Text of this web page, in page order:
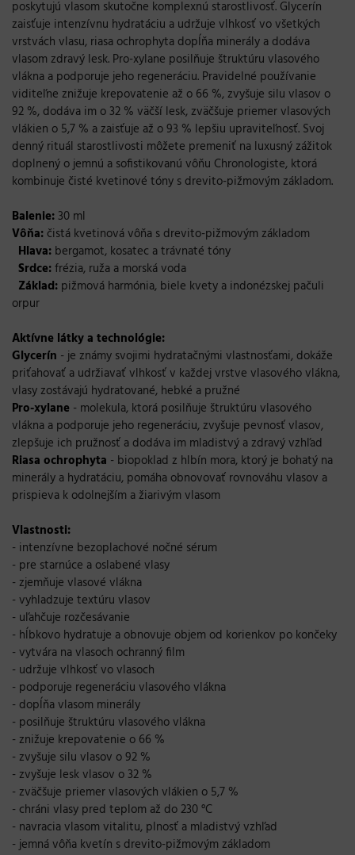
poskytujú vlasom skutočne komplexnú starostlivosť. Glycerín
zaisťuje intenzívnu hydratáciu a udržuje vlhkosť vo všetkých
vrstvách vlasu, riasa ochrophyta dopĺňa minerály a dodáva
vlasom zdravý lesk. Pro-xylane posilňuje štruktúru vlasového
vlákna a podporuje jeho regeneráciu. Pravidelné používanie
viditeľne znižuje krepovatenie až o 66 %, zvyšuje silu vlasov o
92 %, dodáva im o 32 % väčší lesk, zväčšuje priemer vlasových
vlákien o 5,7 % a zaisťuje až o 93 % lepšiu upraviteľnosť. Svoj
denný rituál starostlivosti môžete premeniť na luxusný zážitok
doplnený o jemnú a sofistikovanú vôňu Chronologiste, ktorá
kombinuje čisté kvetinové tóny s drevito-pižmovým základom.
Balenie: 30 ml
Vôňa: čistá kvetinová vôňa s drevito-pižmovým základom
Hlava: bergamot, kosatec a trávnaté tóny
Srdce:frézia, ruža a morská voda
Základ: pižmová harmónia, biele kvety a indonézskej pačuli
orpur
Aktívne látky a technológie:
Glycerín - je známy svojimi hydratačnými vlastnosťami, dokáže
priťahovať a udržiavať vlhkosť v každej vrstve vlasového vlákna,
vlasy zostávajú hydratované, hebké a pružné
Pro-xylane - molekula, ktorá posilňuje štruktúru vlasového
vlákna a podporuje jeho regeneráciu, zvyšuje pevnosť vlasov,
zlepšuje ich pružnosť a dodáva im mladistvý a zdravý vzhľad
Riasa ochrophyta - biopoklad z hlbín mora, ktorý je bohatý na
minerály a hydratáciu, pomáha obnovovať rovnováhu vlasov a
prispieva k odolnejším a žiarivým vlasom
Vlastnosti:
- intenzívne bezoplachové nočné sérum
- pre starnúce a oslabené vlasy
- zjemňuje vlasové vlákna
- vyhladzuje textúru vlasov
- uľahčuje rozčesávanie
- hĺbkovo hydratuje a obnovuje objem od korienkov po končeky
- vytvára na vlasoch ochranný film
- udržuje vlhkosť vo vlasoch
- podporuje regeneráciu vlasového vlákna
- dopĺňa vlasom minerály
- posilňuje štruktúru vlasového vlákna
- znižuje krepovatenie o 66 %
- zvyšuje silu vlasov o 92 %
- zvyšuje lesk vlasov o 32 %
- zväčšuje priemer vlasových vlákien o 5,7 %
- chráni vlasy pred teplom až do 230 °C
- navracia vlasom vitalitu, plnosť a mladistvý vzhľad
- jemná vôňa kvetín s drevito-pižmovým základom